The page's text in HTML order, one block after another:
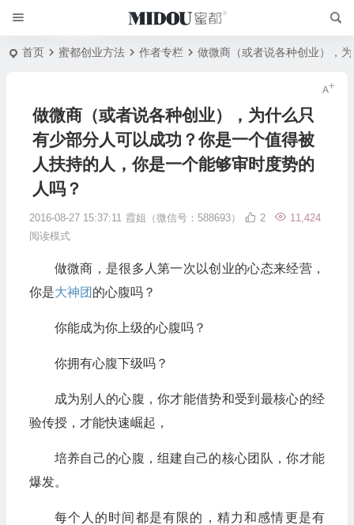
首页 蜜都创业方法 作者专栏 做微商（或者说各种创业），
做微商（或者说各种创业），为什么只
有少部分人可以成功？你是一个值得被
人扶持的人，你是一个能够审时度势的
人吗？
2016-08-27 15:37:11 霞姐（微信号：588693） 11,424
2
阅读模式
做微商，是很多人第一次以创业的心态来经营，
你是大神团 的心腹吗？
你能成为你上级的心腹吗？
你拥有心腹下级吗？
成为别人的心腹，你才能借势和受到最核心的经
验传授，才能快速崛起，
培养自己的心腹，组建自己的核心团队，你才能
爆发。
每个人的时间都是有限的，精力和感情更是有